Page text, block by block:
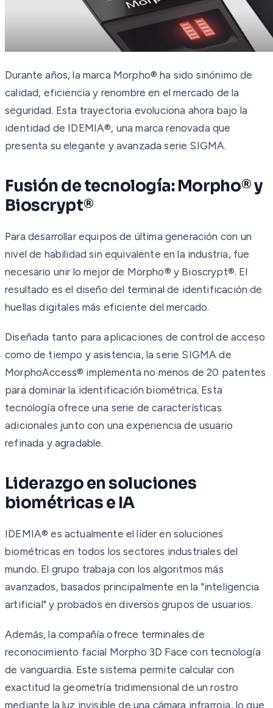
Durante años, la marca Morpho® ha sido sinónimo de
calidad, eficiencia y renombre en el mercado de la
seguridad. Esta trayectoria evoluciona ahora bajo la
identidad de IDEMIA®, una marca renovada que
presenta su elegante y avanzada serie SIGMA.
Fusión de tecnología: Morpho® y
Bioscrypt®
Para desarrollar equipos de última generación con un
nivel de habilidad sin equivalente en la industria, fue
necesario unir lo mejor de Morpho® y Bioscrypt®. El
resultado es el diseño del terminal de identificación de
huellas digitales más eficiente del mercado.
Diseñada tanto para aplicaciones de control de acceso
como de tiempo y asistencia, la serie SIGMA de
MorphoAccess® implementa no menos de 20 patentes
para dominar la identificación biométrica. Esta
tecnología ofrece una serie de características
adicionales junto con una experiencia de usuario
refinada y agradable.
Liderazgo en soluciones
biométricas e IA
IDEMIA® es actualmente el líder en soluciones
biométricas en todos los sectores industriales del
mundo. El grupo trabaja con los algoritmos más
avanzados, basados principalmente en la "inteligencia
artificial" y probados en diversos grupos de usuarios.
Además, la compañía ofrece terminales de
reconocimiento facial Morpho 3D Face con tecnología
de vanguardia. Este sistema permite calcular con
exactitud la geometría tridimensional de un rostro
mediante la luz invisible de una cámara infrarroja, lo que